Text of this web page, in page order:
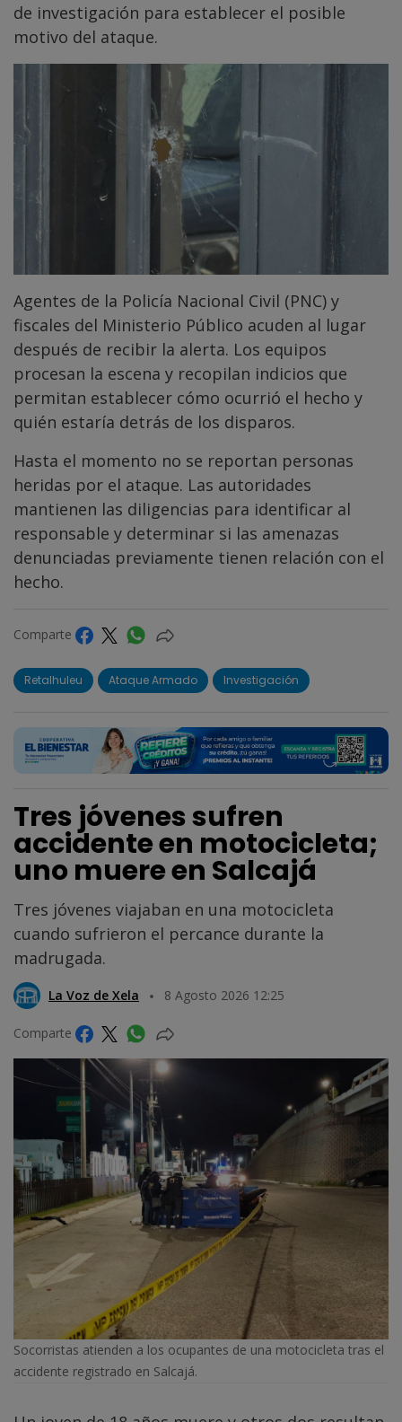
de investigación para establecer el posible
motivo del ataque.
Agentes de la Policía Nacional Civil (PNC) y
fiscales del Ministerio Público acuden al lugar
después de recibir la alerta. Los equipos
procesan la escena y recopilan indicios que
permitan establecer cómo ocurrió el hecho y
quién estaría detrás de los disparos.
Hasta el momento no se reportan personas
heridas por el ataque. Las autoridades
mantienen las diligencias para identificar al
responsable y determinar si las amenazas
denunciadas previamente tienen relación con el
hecho.
Comparte
Retalhuleu Ataque Armado Investigación
Tres jóvenes sufren
accidente en motocicleta;
uno muere en Salcajá
Tres jóvenes viajaban en una motocicleta
cuando sufrieron el percance durante la
madrugada.
La Voz de Xela 8 Agosto 2026 12:25
Comparte
Socorristas atienden a los ocupantes de una motocicleta tras el
accidente registrado en Salcajá.